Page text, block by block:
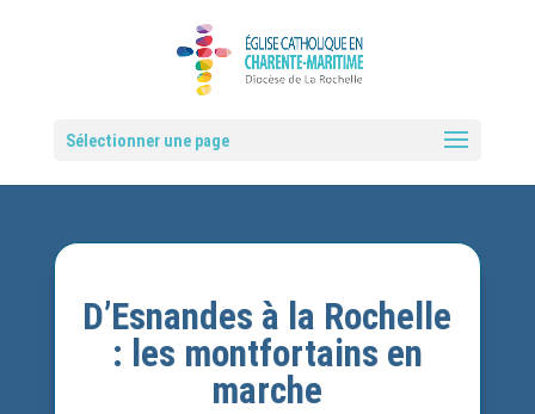
Sélectionner une page
D’Esnandes à la Rochelle
: les montfortains en
marche